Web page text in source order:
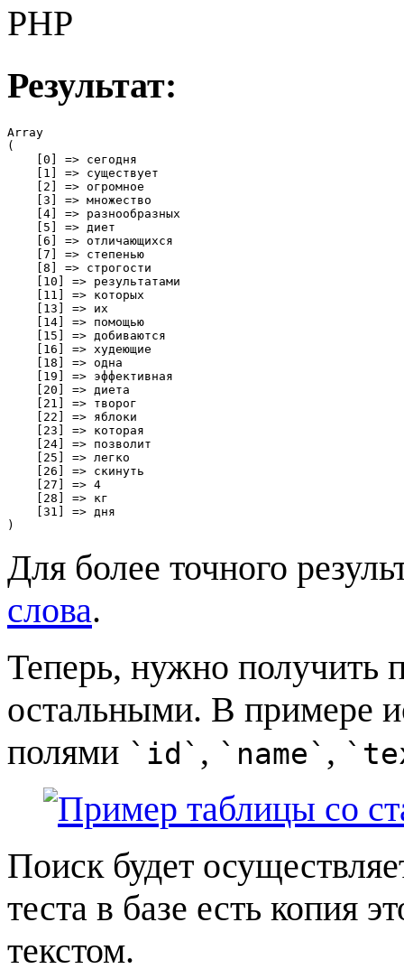
PHP
Результат:
Array
(
    [0] => сегодня
    [1] => существует
    [2] => огромное
    [3] => множество
    [4] => разнообразных
    [5] => диет
    [6] => отличающихся
    [7] => степенью
    [8] => строгости
    [10] => результатами
    [11] => которых
    [13] => их
    [14] => помощью
    [15] => добиваются
    [16] => худеющие
    [18] => одна
    [19] => эффективная
    [20] => диета
    [21] => творог
    [22] => яблоки
    [23] => которая
    [24] => позволит
    [25] => легко
    [26] => скинуть
    [27] => 4
    [28] => кг
    [31] => дня
)
Для более точного
слова.
Теперь, нужно получить
остальными. В примере
полями `id` , `name` ,
Поиск будет
теста в базе есть копия
текстом.